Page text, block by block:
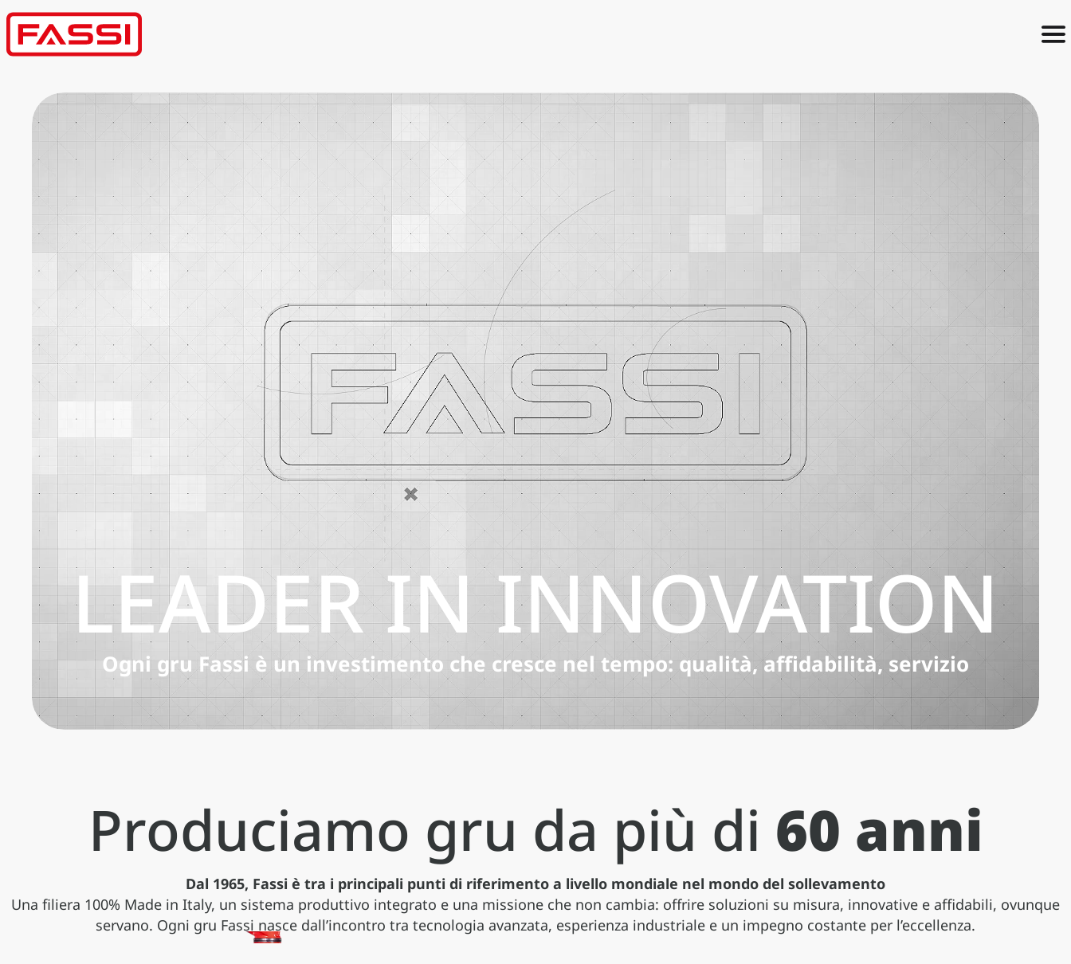
LEADER IN INNOVATION
Ogni gru Fassi è un investimento che cresce nel tempo: qualità, affidabilità, servizio
Produciamo gru da più di 60 anni
Dal 1965, Fassi è tra i principali punti di riferimento a livello mondiale nel mondo del sollevamento
Una filiera 100% Made in Italy, un sistema produttivo integrato e una missione che non cambia: offrire soluzioni su misura, innovative e affidabili, ovunque
servano. Ogni gru Fassi nasce dall’incontro tra tecnologia avanzata, esperienza industriale e un impegno costante per l’eccellenza.
Gamma pesante Gamma media Gamma leggera
Serie speciali Applicazioni